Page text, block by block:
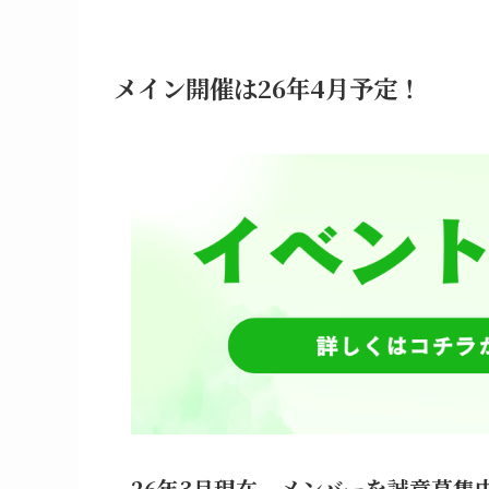
メイン開催は26年4月予定！